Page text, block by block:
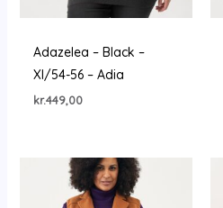
Adazelea – Black –
Xl/54-56 – Adia
kr.449,00